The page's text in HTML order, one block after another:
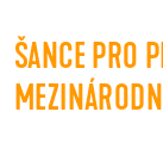
ŠANCE PRO